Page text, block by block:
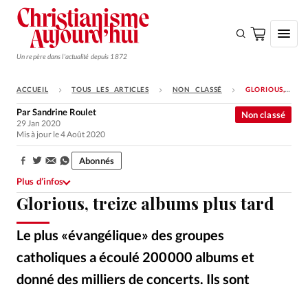
Un repère dans l'actualité depuis 1872
S'ABONNER
Monde
Opinions
Tous les articles
Faire un don
Emploi
Se connecter
ACCUEIL TOUS LES ARTICLES NON CLASSÉ GLORIOUS, TREIZE ALBUMS PLUS TARD
Glorious, treize albums plus tard
Le plus «évangélique» des groupes
catholiques a écoulé 200 000 albums et
donné des milliers de concerts. Ils sont
Non classé
ParSandrine Roulet
29 Jan 2020
Mis à jour le 4 Août 2020
Partager:
Abonnés
Plus d’infos